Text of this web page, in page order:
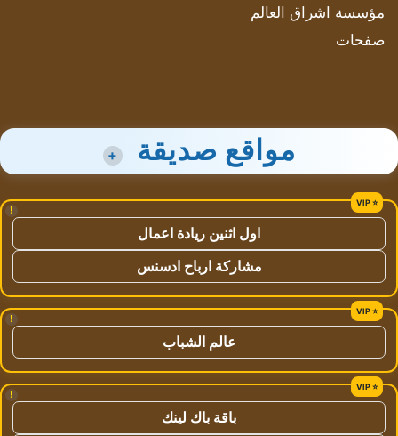
مؤسسة اشراق العالم
صفحات
مواقع صديقة +
!
اول اثنين ريادة اعمال
مشاركة ارباح ادسنس
!
عالم الشباب
!
باقة باك لينك